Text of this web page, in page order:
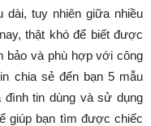
dài, tuy nhiên giữa nhiều
thật khó để biết được
bảo và phù hợp với công
chia sẻ đến bạn 5 mẫu
tin dùng và sử dụng
giúp bạn tìm được chiếc